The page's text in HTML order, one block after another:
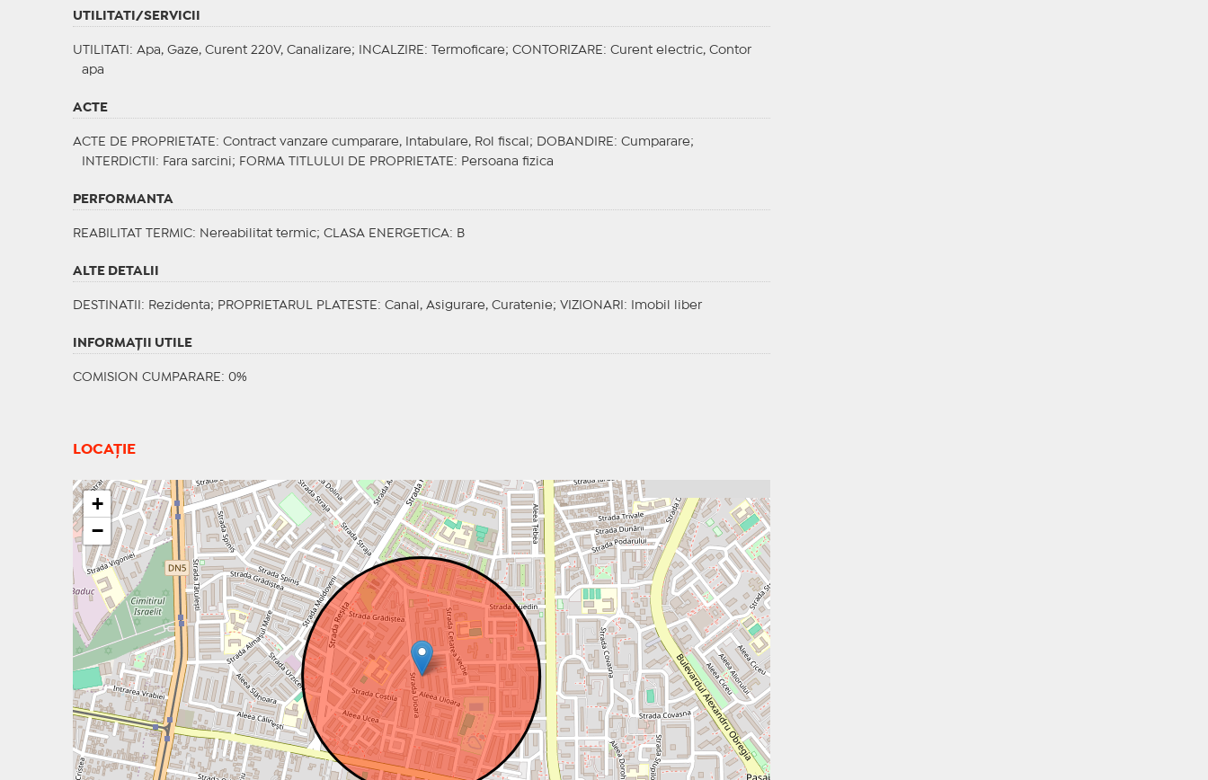
UTILITATI/SERVICII
UTILITATI : Apa, Gaze, Curent 220V, Canalizare; INCALZIRE : Termoficare; CONTORIZARE : Curent electric, Contor
apa
ACTE
ACTE DE PROPRIETATE : Contract vanzare cumparare, Intabulare, Rol fiscal; DOBANDIRE : Cumparare;
INTERDICTII
: Fara sarcini; FORMA TITLULUI DE PROPRIETATE : Persoana fizica
PERFORMANTA
REABILITAT TERMIC: Nereabilitat termic; CLASA ENERGETICA: B
ALTE DETALII
DESTINATII : Rezidenta; PROPRIETARUL PLATESTE : Canal, Asigurare, Curatenie; VIZIONARI : Imobil liber
INFORMAŢII UTILE
COMISION CUMPARARE: 0%
LOCAȚIE
+
−